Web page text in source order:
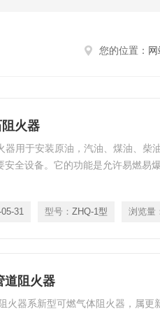
您的位置：
火器
器用于安装原油，汽油、煤油、柴
安全设备。它的功能是允许易燃易
31 型号： ZHQ-1型 浏览量
道阻火器
火器系新型可燃气体阻火器，属更